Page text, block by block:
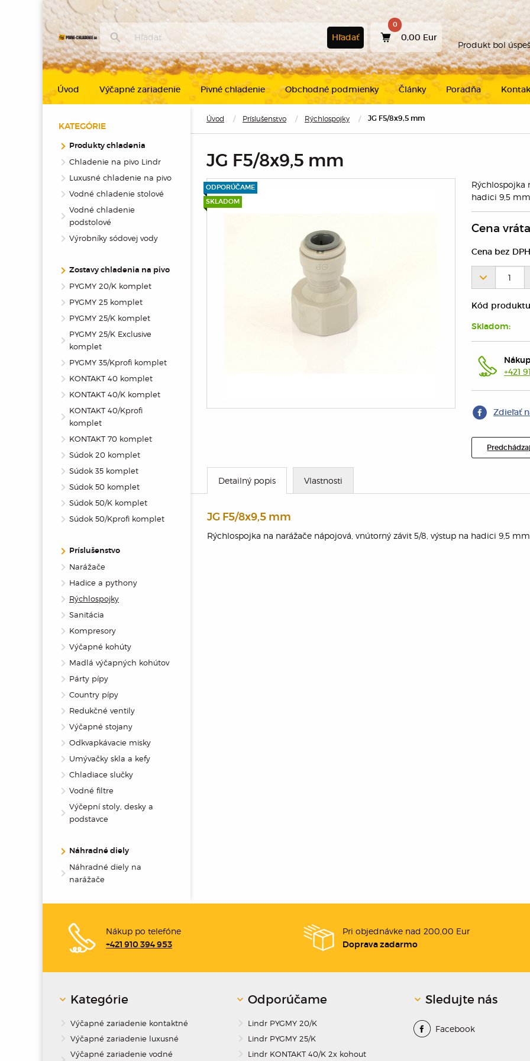
Hľadať
0
0,00 Eur
Produkt bol
Úvod Príslušenstvo Rýchlospojky JG F5/8x9,5 mm
JG F5/8x9,5 mm
ODPORÚČAME
SKLADOM
Rýchlospojka
hadici 9,5
Cena
Cena bez
Kód
Skladom:
+421
Zdieľať
Detailný popis Vlastnosti
JG F5/8x9,5 mm
Rýchlospojka na narážače nápojová, vnútorný závit 5/8, výstup na hadici 9,5
KATEGÓRIE
Produkty chladenia
Chladenie na pivo Lindr
Luxusné chladenie na pivo
Vodné chladenie stolové
Vodné chladenie
podstolové
Výrobníky sódovej vody
Zostavy chladenia na pivo
PYGMY 20/K komplet
PYGMY 25 komplet
PYGMY 25/K komplet
PYGMY 25/K Exclusive
komplet
PYGMY 35/Kprofi komplet
KONTAKT 40 komplet
KONTAKT 40/K komplet
KONTAKT 40/Kprofi
komplet
KONTAKT 70 komplet
Súdok 20 komplet
Súdok 35 komplet
Súdok 50 komplet
Súdok 50/K komplet
Súdok 50/Kprofi komplet
Príslušenstvo
Narážače
Hadice a pythony
Rýchlospojky
Sanitácia
Kompresory
Výčapné kohúty
Madlá výčapných kohútov
Párty pípy
Country pípy
Redukčné ventily
Výčapné stojany
Odkvapkávacie misky
Umývačky skla a kefy
Chladiace slučky
Vodné filtre
Výčepní stoly, desky a
podstavce
Náhradné diely
Náhradné diely na
narážače
Úvod Výčapné zariadenie Pivné chladenie Obchodné podmienky Články Poradňa
Nákup po telefóne
+421 910 394 953
Pri objednávke nad 200,00 Eur
Doprava zadarmo
Kategórie
Výčapné zariadenie kontaktné
Výčapné zariadenie luxusné
Výčapné zariadenie vodné
Odporúčame
Lindr PYGMY 20/K
Lindr PYGMY 25/K
Lindr KONTAKT 40/K 2x kohout
Sledujte nás
Facebook